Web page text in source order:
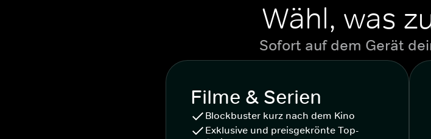
Wähl, was
Sofort auf dem Gerät
Filme & Serien
Blockbuster kurz nach dem Kino
Exklusive und preisgekrönte Top-